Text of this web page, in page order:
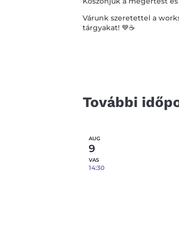
Várunk szeretettel a
tárgyakat! 💙☕️
További
AUG
9
VAS
14:30